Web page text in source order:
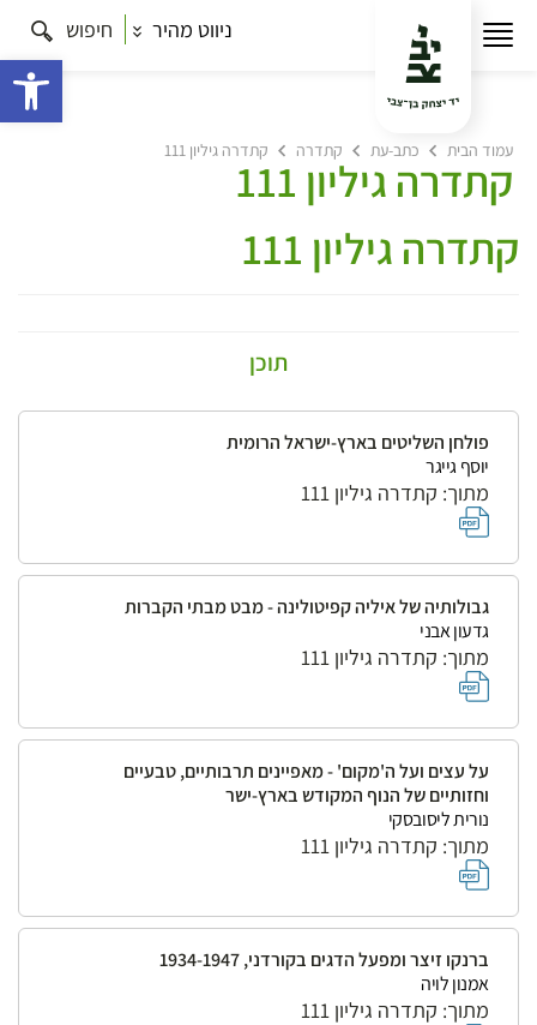
ניווט מהיר חיפוש
עמוד הבית כתב-עת קתדרה קתדרה גיליון 111
קתדרה גיליון 111
קתדרה גיליון 111
תוכן
פולחן השליטים בארץ-ישראל הרומית
יוסף גייגר
מתוך: קתדרה גיליון 111
גבולותיה של איליה קפיטולינה - מבט מבתי הקברות
גדעון אבני
מתוך: קתדרה גיליון 111
על עצים ועל ה'מקום' - מאפיינים תרבותיים, טבעיים
וחזותיים של הנוף המקודש בארץ-ישר
נורית ליסובסקי
מתוך: קתדרה גיליון 111
ברנקו זיצר ומפעל הדגים בקורדני, 1934-1947
אמנון לויה
מתוך: קתדרה גיליון 111